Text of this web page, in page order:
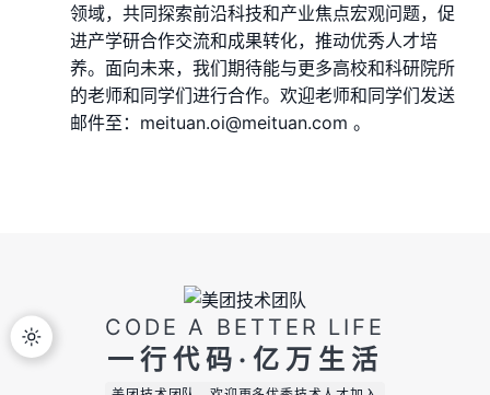
领域，共同探索前沿科技和产业焦点宏观问题，促
进产学研合作交流和成果转化，推动优秀人才培
养。面向未来，我们期待能与更多高校和科研院所
的老师和同学们进行合作。欢迎老师和同学们发送
邮件至：meituan.oi@meituan.com 。
CODE A BETTER LIFE
一行代码·亿万生活